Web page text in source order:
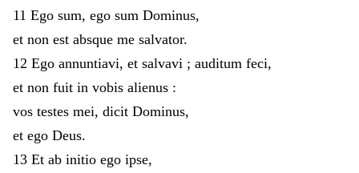
11 Ego sum, ego sum Dominus,
et non est absque me salvator.
12 Ego annuntiavi, et salvavi ; auditum feci,
et non fuit in vobis alienus :
vos testes mei, dicit Dominus,
et ego Deus.
13 Et ab initio ego ipse,